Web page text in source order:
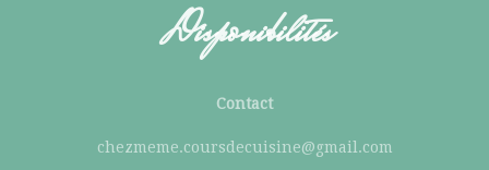
Disponibilités
Contact
chezmeme.coursdecuisine@gmail.com